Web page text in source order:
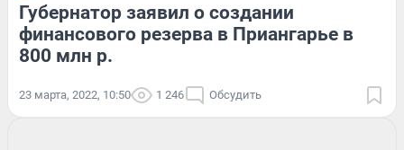
Губернатор заявил о создании
финансового резерва в Приангарье в
800 млн р.
23 марта, 2022, 10:50 1 246 Обсудить